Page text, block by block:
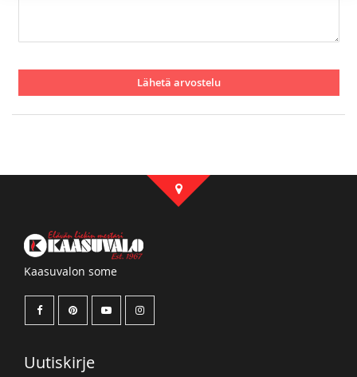
Lähetä arvostelu
Kaasuvalon some
Uutiskirje